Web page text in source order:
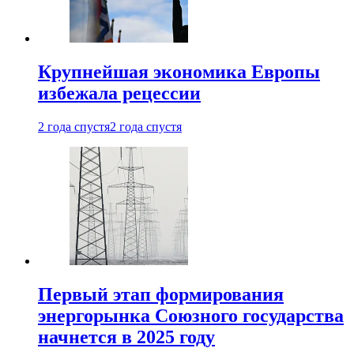
Крупнейшая экономика Европы
избежала рецессии
2 года спустя2 года спустя
Первый этап формирования
энергорынка Союзного государства
начнется в 2025 году